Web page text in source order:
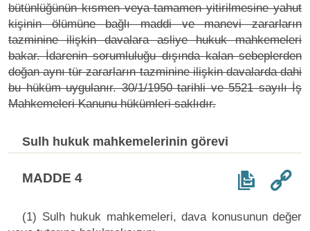
bütünlüğünün kısmen veya tamamen yitirilmesine yahut
kişinin ölümüne bağlı maddi ve manevi zararların
tazminine ilişkin davalara asliye hukuk mahkemeleri
bakar. İdarenin sorumluluğu dışında kalan sebeplerden
doğan aynı tür zararların tazminine ilişkin davalarda dahi
bu hüküm uygulanır. 30/1/1950 tarihli ve 5521 sayılı İş
Mahkemeleri Kanunu hükümleri saklıdır.
Sulh hukuk mahkemelerinin görevi
MADDE 4
(1) Sulh hukuk mahkemeleri, dava konusunun değer